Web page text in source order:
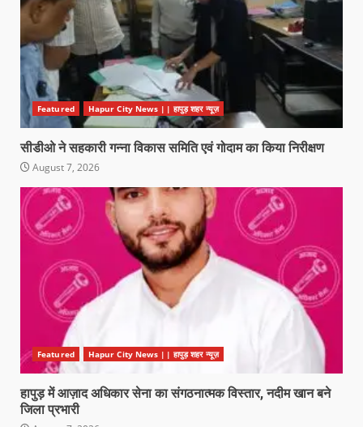
Featured Hapur City News || हापुड़ शहर न्यूज़
सीडीओ ने सहकारी गन्ना विकास समिति एवं गोदाम का किया निरीक्षण
August 7, 2026
Featured Hapur City News || हापुड़ शहर न्यूज़
हापुड़ में आज़ाद अधिकार सेना का संगठनात्मक विस्तार, नदीम खान बने
जिला प्रभारी